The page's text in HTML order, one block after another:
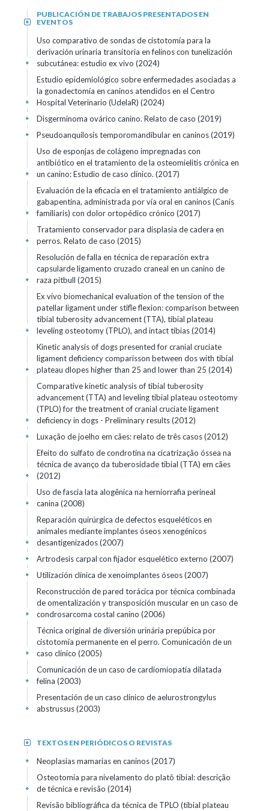
PUBLICACIÓN DE TRABAJOS PRESENTADOS EN
EVENTOS
+
Uso comparativo de sondas de cistotomía para la
derivación urinaria transitoria en felinos con tunelización
subcutánea: estudio ex vivo (2024)
+
Estudio epidemiológico sobre enfermedades asociadas a
la gonadectomía en caninos atendidos en el Centro
Hospital Veterinario (UdelaR) (2024)
+
Disgerminoma ovárico canino. Relato de caso (2019)
+
Pseudoanquilosis temporomandibular en caninos (2019)
+
Uso de esponjas de colágeno impregnadas con
antibiótico en el tratamiento de la osteomielitis crónica en
un canino: Estudio de caso clínico. (2017)
+
Evaluación de la eficacia en el tratamiento antiálgico de
gabapentina, administrada por vía oral en caninos (Canis
familiaris) con dolor ortopédico crónico (2017)
+
Tratamiento conservador para displasia de cadera en
perros. Relato de caso (2015)
+
Resolución de falla en técnica de reparación extra
capsularde ligamento cruzado craneal en un canino de
raza pitbull (2015)
+
Ex vivo biomechanical evaluation of the tension of the
patellar ligament under stifle flexion: comparison between
tibial tuberosity advancement (TTA), tibial plateau
leveling osteotomy (TPLO), and intact tibias (2014)
+
Kinetic analysis of dogs presented for cranial cruciate
ligament deficiency comparisson between dos with tibial
plateau dlopes higher than 25 and lower than 25 (2014)
+
Comparative kinetic analysis of tibial tuberosity
advancement (TTA) and leveling tibial plateau osteotomy
(TPLO) for the treatment of cranial cruciate ligament
deficiency in dogs - Preliminary results (2012)
+
Luxação de joelho em cães: relato de três casos (2012)
+
Efeito do sulfato de condrotina na cicatrização óssea na
técnica de avanço da tuberosidade tibial (TTA) em cães
(2012)
+
Uso de fascia lata alogênica na herniorrafia perineal
canina (2008)
+
Reparación quirúrgica de defectos esqueléticos en
animales mediante implantes óseos xenogénicos
desantigenizados (2007)
+
Artrodesis carpal con fijador esquelético externo (2007)
+
Utilización clínica de xenoimplantes óseos (2007)
+
Reconstrucción de pared torácica por técnica combinada
de omentalización y transposición muscular en un caso de
condrosarcoma costal canino (2006)
+
Técnica original de diversión urinária prepúbica por
cistotomía permanente en el perro. Comunicación de un
caso clínico (2005)
+
Comunicación de un caso de cardiomiopatía dilatada
felina (2003)
+
Presentación de un caso clinico de aelurostrongylus
abstrussus (2003)
+
TEXTOS EN PERIÓDICOS O REVISTAS
+
Neoplasias mamarias en caninos (2017)
+
Osteotomia para nivelamento do platô tibial: descrição
de técnica e revisão (2014)
+
Revisão bibliográfica da técnica de TPLO (tibial plateau